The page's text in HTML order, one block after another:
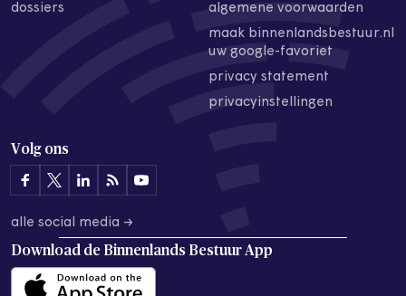
dossiers
algemene voorwaarden
maak binnenlandsbestuur.nl
uw google-favoriet
privacy statement
privacyinstellingen
Volg ons
alle social media →
Download de Binnenlands Bestuur App